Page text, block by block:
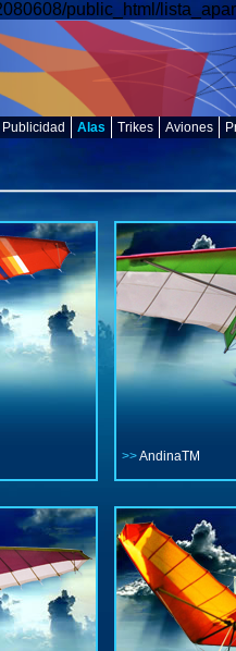
public_html/
Aviones
Trikes
Alas
Publicidad
>>AndinaTM